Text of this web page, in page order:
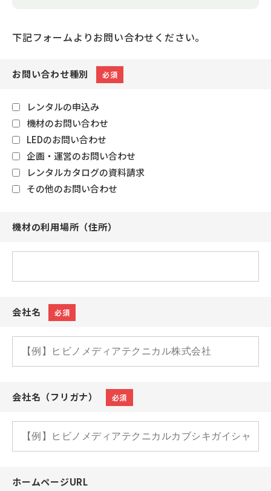
下記フォームよりお問い合わせください。
お問い合わせ種別 必須
レンタルの申込み
機材のお問い合わせ
LEDのお問い合わせ
企画・運営のお問い合わせ
レンタルカタログの資料請求
その他のお問い合わせ
機材の利用場所（住所）
会社名 必須
会社名（フリガナ） 必須
ホームページURL